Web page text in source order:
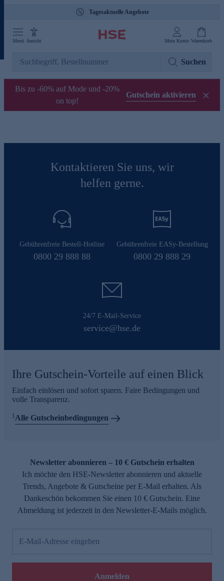
Tagesaktuelle Angebote
Menü Ansicht Mein Konto Warenkorb
Suchen
Bis zu -60% auf Mode und -20%
on top!
Gutschein aktivieren
Kontaktieren Sie uns, wir
helfen gerne.
Gebührenfreie Bestell-Hotline
0800 29 888 88
Gebührenfreie EASy-Bestellung
0800 29 888 29
24/7 E-Mail-Service
service@hse.de
Ihre Gutschein-Vorteile auf einen Blick
Einfach einlösen und sofort sparen. Faire Bedingungen und
volle Transparenz.
1Alle Gutscheinbedingungen
Newsletter abonnieren – 10 € Gutschein erhalten
Ich möchte den HSE-Newsletter abonnieren und aktuelle
Trends, Angebote & Gutscheine per E-Mail erhalten. Als
Dankeschön bekommen Sie einen 10 € Gutschein. Eine
Abmeldung ist jederzeit in den Newsletter-E-Mails möglich.
E-Mail-Adresse eingeben
Anmelden